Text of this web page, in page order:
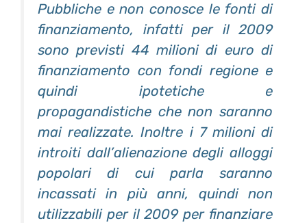
Pubbliche e non conosce le fonti di
finanziamento, infatti per il 2009
sono previsti 44 milioni di euro di
finanziamento con fondi regione e
quindi ipotetiche e
propagandistiche che non saranno
mai realizzate. Inoltre i 7 milioni di
introiti dall’alienazione degli alloggi
popolari di cui parla saranno
incassati in più anni, quindi non
utilizzabili per il 2009 per finanziare